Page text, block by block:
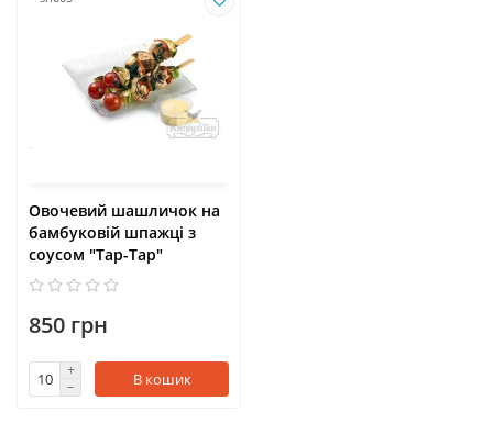
Овочевий шашличок на
бамбуковій шпажці з
соусом "Тар-Тар"
850 грн
В кошик